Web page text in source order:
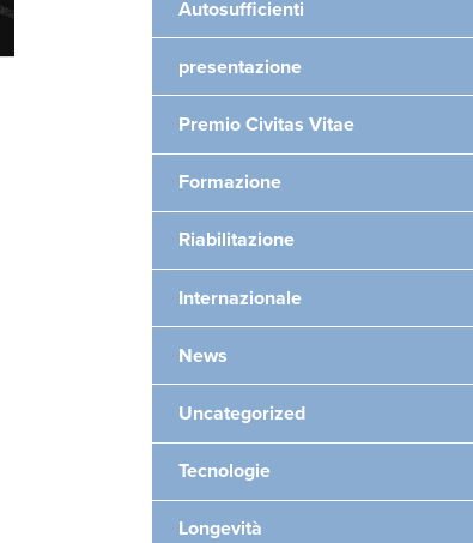
Autosufficienti
presentazione
Premio Civitas Vitae
Formazione
Riabilitazione
Internazionale
News
Uncategorized
Tecnologie
Longevità